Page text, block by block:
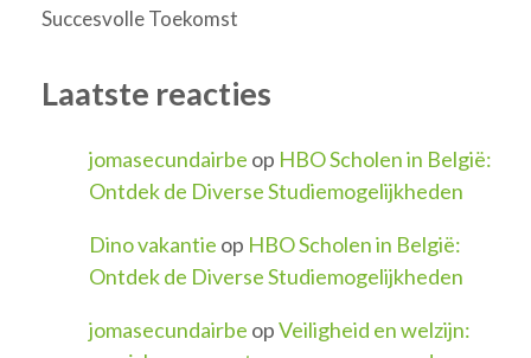
Succesvolle Toekomst
Laatste reacties
jomasecundairbe op HBO Scholen in België:
Ontdek de Diverse Studiemogelijkheden
Dino vakantie op HBO Scholen in België:
Ontdek de Diverse Studiemogelijkheden
jomasecundairbe opVeiligheid en welzijn: